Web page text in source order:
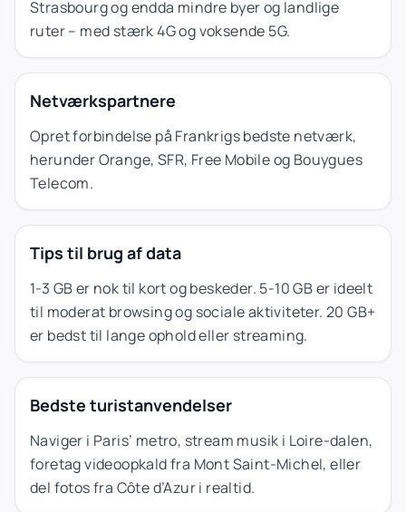
Strasbourg og endda mindre byer og landlige
ruter – med stærk 4G og voksende 5G.
Netværkspartnere
Opret forbindelse på Frankrigs bedste netværk,
herunder Orange, SFR, Free Mobile og Bouygues
Telecom.
Tips til brug af data
1-3 GB er nok til kort og beskeder. 5-10 GB er ideelt
til moderat browsing og sociale aktiviteter. 20 GB+
er bedst til lange ophold eller streaming.
Bedste turistanvendelser
Naviger i Paris’ metro, stream musik i Loire-dalen,
foretag videoopkald fra Mont Saint-Michel, eller
del fotos fra Côte d’Azur i realtid.